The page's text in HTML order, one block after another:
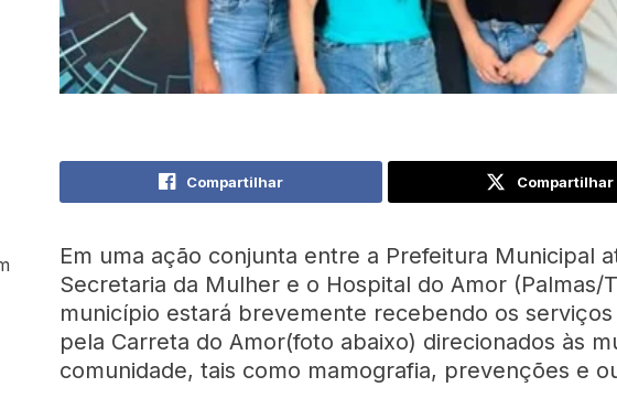
Compartilhar Compartilhar
Em uma ação conjunta entre a Prefeitura Municipal
Secretaria da Mulher e o Hospital do Amor (Palmas/
município estará brevemente recebendo os
pela Carreta do Amor(foto abaixo) direcionados às
comunidade, tais como mamografia, prevenções e